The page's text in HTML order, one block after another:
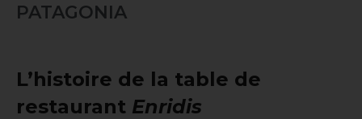
PATAGONIA
L’histoire de la table de
restaurant Enridis